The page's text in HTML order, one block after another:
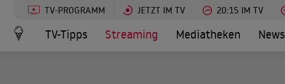
TV-PROGRAMM JETZT IM TV 20:15 IM TV
TV-Tipps Streaming Mediatheken News